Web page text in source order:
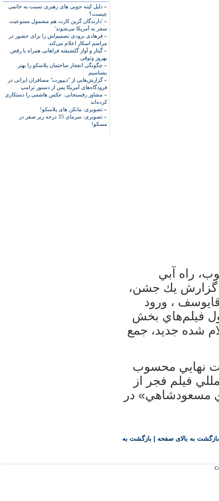
» دلیل کینه جویی های رهبری نسبت به خاتمی
چیست؟
» 'دارندگان گرین کارت هم مشمول ممنوعیت
سفر به آمریکا می‌شوند'
» فرهادی بزودی تصمیم‌اش را برای حضور در
مراسم اسکار اعلام می‌کند
»گیتار و آواز گلشیفته فراهانی همراه با رقص
بهروز وثوقی
» چگونگی انفجار ساختمان پلاسکو را بهتر
بشناسیم
»گزارش‌هایی از "دیپورت" مسافران ایرانی در
فرودگاه‌های آمریکا پس از دستور ترامپ
» مشاور رفسنجانی: عکس هاشمی را دستکاری
کرده‌اند
» تصویری: مانکن های پلاسکو!
»
تصویری: سرمای 35 درجه زیر صفر در
مسکو!
محبوب، راه آبي
گزارش يك جشن،
، ورود
فيلم‌هاي بخش
شده جديد، جمع‌
نهايي محسوب
فيلم فجر از
«مهدي مسعودشاهي» در
بازگشت به بالای صفحه بازگشت به